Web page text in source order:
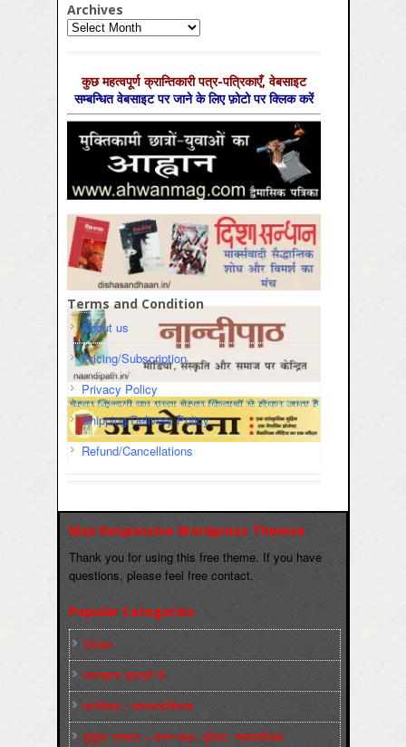
Archives
Archives
कुछ महत्‍वपूर्ण क्रान्तिकारी पत्र-पत्रिकाएँ, वेबसाइट
सम्‍बन्धित वेबसाइट पर जाने के लिए फ़ोटो पर क्लिक करें
Terms and Condition
About us
Pricing/Subscription
Privacy Policy
Shipping/Delivery Policy
Refund/Cancellations
Max Responsive Wordpress Themse
Thank you for using this free theme. If you have
questions, please feel free contact.
Popular Categories
Slider
कारख़ाना इलाक़ों से
फ़ासीवाद / साम्‍प्रदायिकता
बुर्जुआ जनवाद – दमन तंत्र, पुलिस, न्‍यायपालिका